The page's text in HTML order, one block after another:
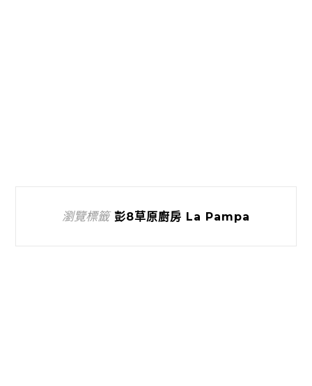
瀏覽標籤 彭8草原廚房 La Pampa